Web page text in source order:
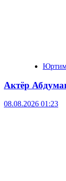
Актёр
08.08.2026 01:23